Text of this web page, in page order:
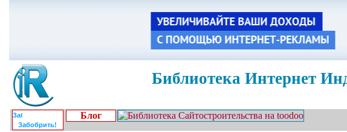
Библиотека Интернет
Забобрить!
Блог